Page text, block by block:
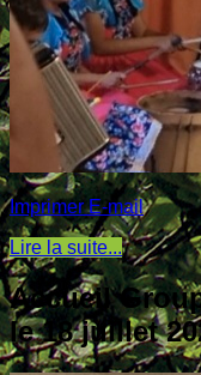
ImprimerE-mail
Lire la suite...
Accueil
le 18 juillet